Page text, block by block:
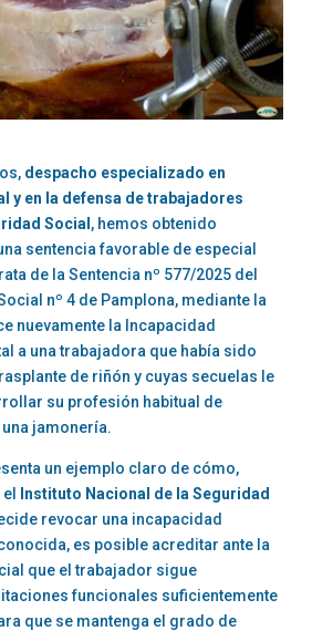
despacho especializado en
y en la defensa de trabajadores
Social , hemos obtenido
sentencia favorable de especial
de la Sentencia nº 577/2025 del
nº 4 de Pamplona, mediante la
nuevamente la Incapacidad
a una trabajadora que había sido
de riñón y cuyas secuelas le
su profesión habitual de
jamonería.
un ejemplo claro de cómo,
Instituto Nacional de la Seguridad
revocar una incapacidad
es posible acreditar ante la
que el trabajador sigue
funcionales suficientemente
que se mantenga el grado de